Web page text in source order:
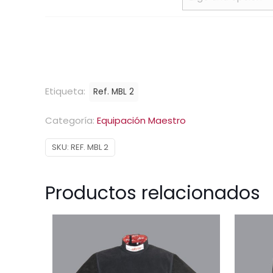
Etiqueta: Ref. MBL 2
Categoría: Equipación Maestro
SKU: REF. MBL 2
Productos relacionados